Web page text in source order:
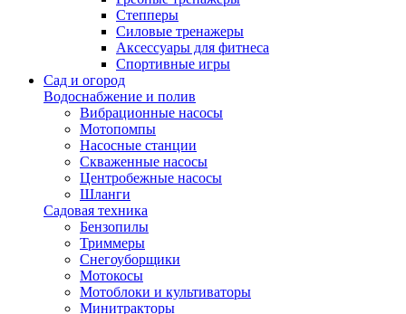
Степперы
Силовые тренажеры
Аксессуары для фитнеса
Спортивные игры
Сад и огород
Водоснабжение и полив
Вибрационные насосы
Мотопомпы
Насосные станции
Скваженные насосы
Центробежные насосы
Шланги
Садовая техника
Бензопилы
Триммеры
Снегоуборщики
Мотокосы
Мотоблоки и культиваторы
Минитракторы